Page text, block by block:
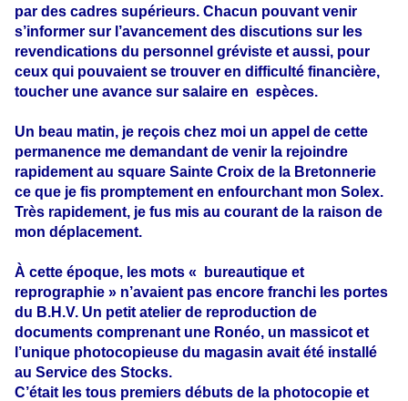
par des cadres supérieurs. Chacun pouvant venir
s’informer sur l’avancement des discutions sur les
revendications du personnel gréviste et aussi, pour
ceux qui pouvaient se trouver en difficulté financière,
toucher une avance sur salaire en espèces.
Un beau matin, je reçois chez moi un appel de cette
permanence me demandant de venir la rejoindre
rapidement au square Sainte Croix de la Bretonnerie
ce que je fis promptement en enfourchant mon Solex.
Très rapidement, je fus mis au courant de la raison de
mon déplacement.
À cette époque, les mots « bureautique et
reprographie » n’avaient pas encore franchi les portes
du B.H.V. Un petit atelier de reproduction de
documents comprenant une Ronéo, un massicot et
l’unique photocopieuse du magasin avait été installé
au Service des Stocks.
C’était les tous premiers débuts de la photocopie et